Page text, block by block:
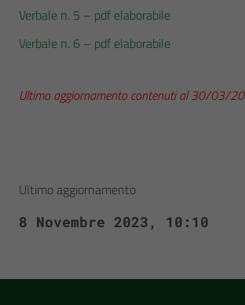
Verbale n. 5 – pdf elaborabile
Verbale n. 6 – pdf elaborabile
Ultimo aggiornamento contenuti al 30/03/
Ultimo aggiornamento
8 Novembre 2023, 10:10